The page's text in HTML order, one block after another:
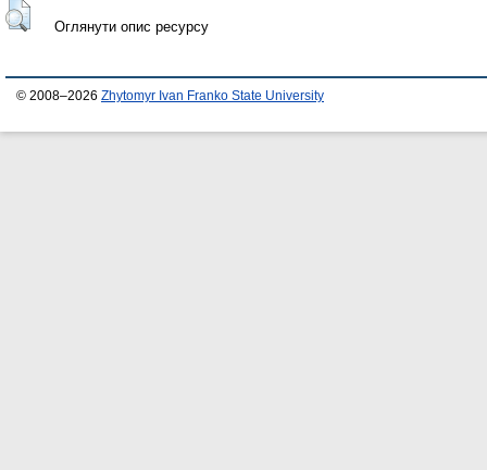
Оглянути опис ресурсу
© 2008–2026 Zhytomyr Ivan Franko State University